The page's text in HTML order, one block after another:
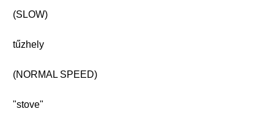
(SLOW)
tűzhely
(NORMAL SPEED)
"stove"